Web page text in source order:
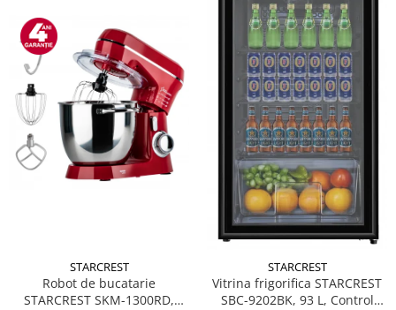
STARCREST
Robot de bucatarie
STARCREST SKM-1300RD,
STARCREST
Vitrina frigorifica STARCREST
SBC-9202BK, 93 L, Control